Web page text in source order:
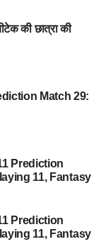
की छात्रा की
Match 29:
Prediction
11, Fantasy
Prediction
11, Fantasy